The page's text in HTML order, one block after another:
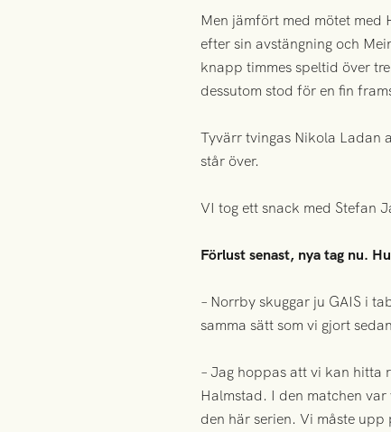
Men jämfört med mötet med
efter sin avstängning och
knapp timmes speltid över
dessutom stod för en fin
Tyvärr tvingas Nikola Ladan
står över.
VI tog ett snack med Stefan
Förlust senast, nya tag nu.
– Norrby skuggar ju GAIS i
samma sätt som vi gjort
– Jag hoppas att vi kan hitta
Halmstad. I den matchen
den här serien. Vi måste